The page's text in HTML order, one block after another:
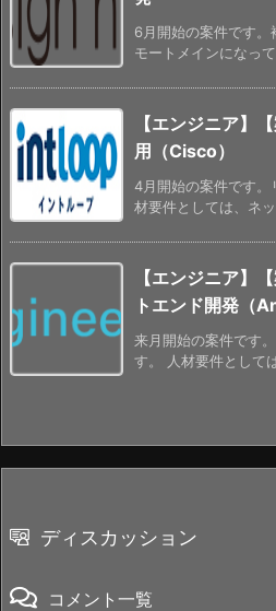
6月開始の案件です。
モートメインになっ
【エンジニア】
用（Cisco）
4月開始の案件です。
材要件としては、ネ
【エンジニア】
トエンド開発（
来月開始の案件です
す。 人材要件として
ディスカッション
コメント一覧